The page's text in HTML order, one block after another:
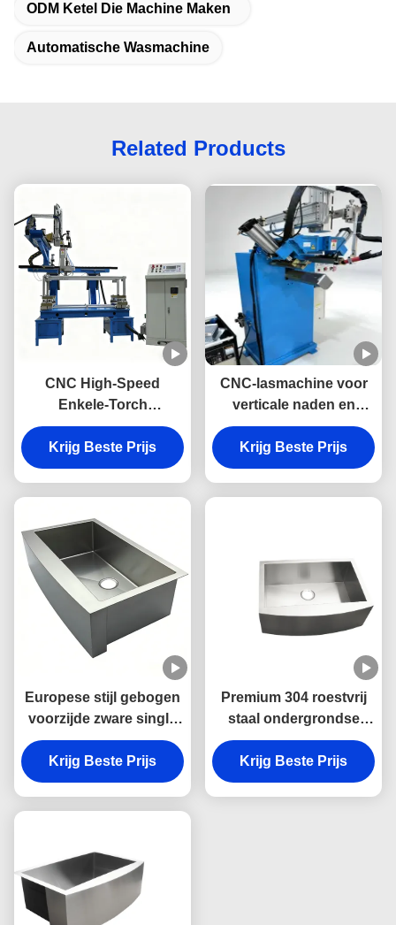
ODM Ketel Die Machine Maken
Automatische Wasmachine
Related Products
CNC High-Speed
Enkele-Torch
Automatische Basin
Laser Lasser voor
Roestvrijstalen
Krijg Beste Prijs
CNC-lasmachine voor
verticale naden en
onderhoeken - Speciale
lasmachine
Krijg Beste Prijs
Europese stijl gebogen
voorzijde zware single
bowl boerderij wasbak
in 304 roestvrij staal
voor de keuken
Krijg Beste Prijs
Premium 304 roestvrij
staal ondergrondse
keuken wastafel met
schramvast en
makkelijk schoon te
Krijg Beste Prijs